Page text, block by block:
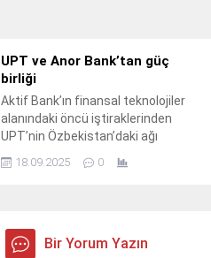
UPT ve Anor Bank’tan güç
birliği
Aktif Bank’ın finansal teknolojiler
alanındaki öncü iştiraklerinden
UPT’nin Özbekistan’daki ağı
18.09.2025 0
Bir Yorum Yazın